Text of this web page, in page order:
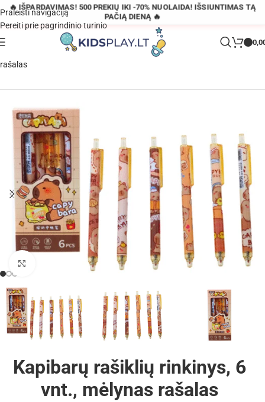
Praleisti navigaciją
Pereiti prie pagrindinio turinio
🔥 IŠPARDAVIMAS! 500 PREKIŲ IKI -70% NUOLAIDA! IŠSIUNTIMAS TĄ
PAČIĄ DIENĄ 🔥
Parduotuvė
Kapibarų rašiklių rinkinys, 6 vnt., mėlynas
rašalas
Kapibarų rašiklių rinkinys, 6
vnt., mėlynas rašalas